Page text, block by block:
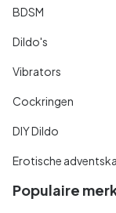
BDSM
Dildo's
Vibrators
Cockringen
DIY Dildo
Erotische
Populaire